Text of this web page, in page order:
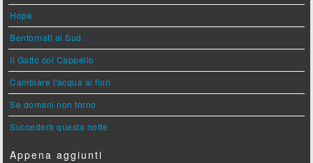
Hope
Bentornati al Sud
Il Gatto col Cappello
Cambiare l'acqua ai fiori
Se domani non torno
Succederà questa notte
Appena aggiunti